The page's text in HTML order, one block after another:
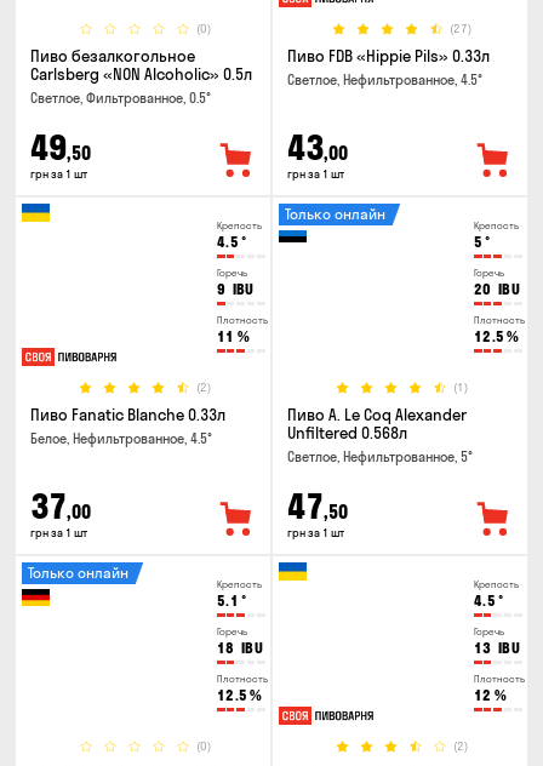
(0)
Пиво безалкогольное
Carlsberg «NON Alcoholic» 0.5л
Светлое, Фильтрованное, 0.5°
49,50
грн за 1 шт
(27)
Пиво FDB «Hippie Pils» 0.33л
Светлое, Нефильтрованное, 4.5°
43,00
грн за 1 шт
Крепость
4.5 °
Горечь
9 IBU
Плотность
11 %
(2)
Пиво Fanatic Blanche 0.33л
Белое, Нефильтрованное, 4.5°
37,00
грн за 1 шт
Крепость
5 °
Горечь
20 IBU
Плотность
12.5 %
(1)
Только онлайн
Пиво A. Le Coq Alexander
Unfiltered 0.568л
Светлое, Нефильтрованное, 5°
47,50
грн за 1 шт
Крепость
5.1 °
Горечь
18 IBU
Плотность
12.5 %
(0)
Только онлайн
Крепость
4.5 °
Горечь
13 IBU
Плотность
12 %
(2)